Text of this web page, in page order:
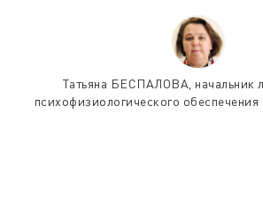
Татьяна БЕСПАЛОВА, начальник
психофизиологического